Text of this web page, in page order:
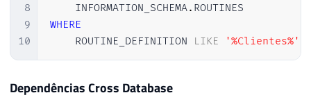
8
9
10
    INFORMATION_SCHEMA
.
WHERE
    ROUTINE_DEFINITION
LIKE '%Clientes%'
Dependências Cross Database